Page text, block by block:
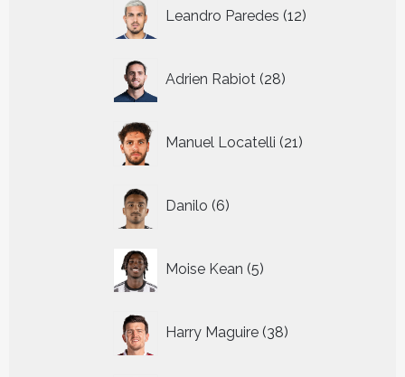
Leandro Paredes 12
producten
Adrien Rabiot 28
producten
Manuel Locatelli 21
producten
Danilo 6
producten
Moise Kean 5
producten
Harry Maguire 38
producten